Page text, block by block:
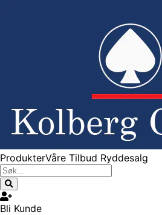
ProdukterVåre Tilbud Ryddesalg
Bli Kunde